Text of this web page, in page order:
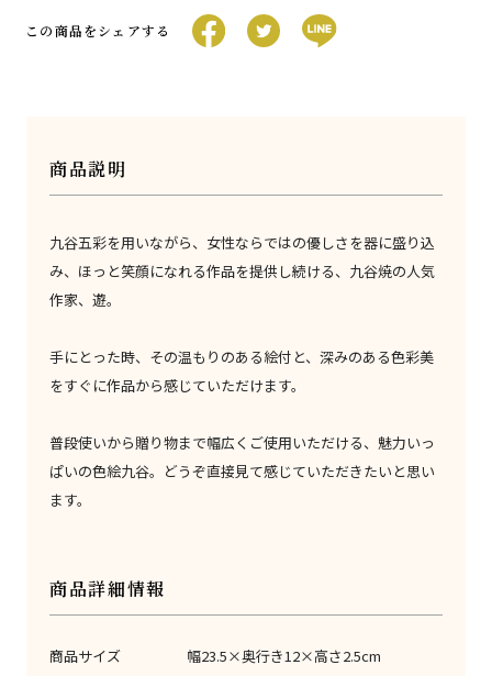
この商品をシェアする
商品説明
九谷五彩を用いながら、女性ならではの優しさを器に盛り込
み、ほっと笑顔になれる作品を提供し続ける、九谷焼の人気
作家、遊。
手にとった時、その温もりのある絵付と、深みのある色彩美
をすぐに作品から感じていただけます。
普段使いから贈り物まで幅広くご使用いただける、魅力いっ
ぱいの色絵九谷。どうぞ直接見て感じていただきたいと思い
ます。
商品詳細情報
商品サイズ
幅23.5×奥行き12×高さ2.5cm